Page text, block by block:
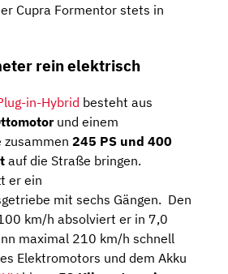
Cupra Formentor stets in
rein elektrisch
in-Hybrid besteht aus
und einem
zusammen 245 PS und 400
auf die Straße bringen.
er ein
mit sechs Gängen. Den
km/h absolviert er in 7,0
maximal 210 km/h schnell
Elektromotors und dem Akku